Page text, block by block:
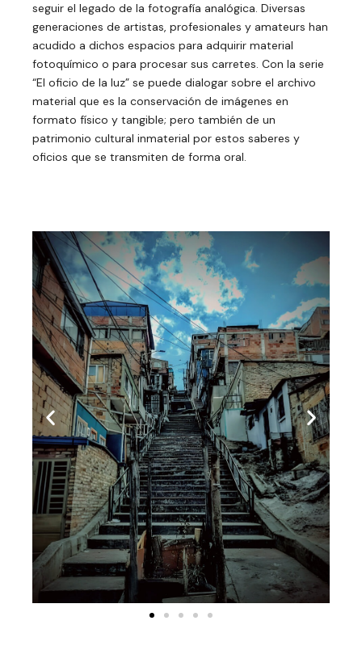
seguir el legado de la fotografía analógica. Diversas
generaciones de artistas, profesionales y amateurs han
acudido a dichos espacios para adquirir material
fotoquímico o para procesar sus carretes. Con la serie
“El oficio de la luz” se puede dialogar sobre el archivo
material que es la conservación de imágenes en
formato físico y tangible; pero también de un
patrimonio cultural inmaterial por estos saberes y
oficios que se transmiten de forma oral.